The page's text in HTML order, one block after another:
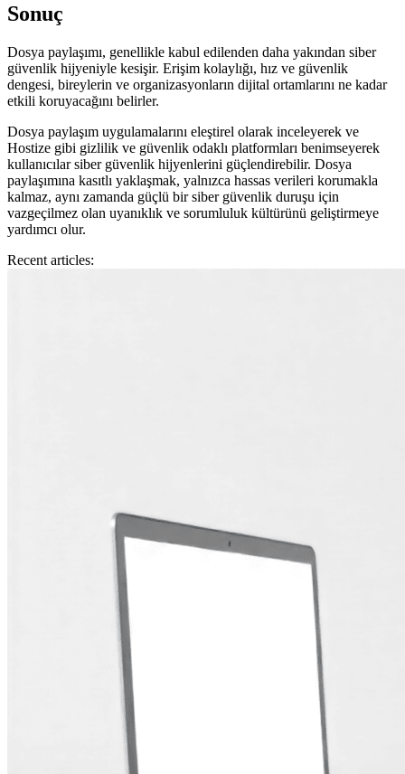
Sonuç
Dosya paylaşımı, genellikle kabul edilenden daha yakından siber
güvenlik hijyeniyle kesişir. Erişim kolaylığı, hız ve güvenlik
dengesi, bireylerin ve organizasyonların dijital ortamlarını ne kadar
etkili koruyacağını belirler.
Dosya paylaşım uygulamalarını eleştirel olarak inceleyerek ve
Hostize gibi gizlilik ve güvenlik odaklı platformları benimseyerek
kullanıcılar siber güvenlik hijyenlerini güçlendirebilir. Dosya
paylaşımına kasıtlı yaklaşmak, yalnızca hassas verileri korumakla
kalmaz, aynı zamanda güçlü bir siber güvenlik duruşu için
vazgeçilmez olan uyanıklık ve sorumluluk kültürünü geliştirmeye
yardımcı olur.
Recent articles: